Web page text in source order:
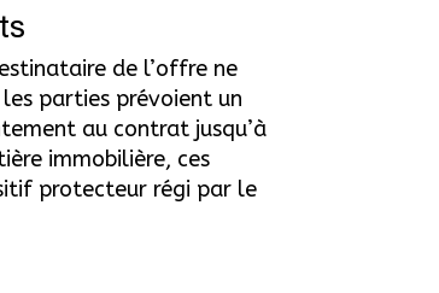
de l’offre ne
parties prévoient un
au contrat jusqu’à
immobilière, ces
protecteur régi par le